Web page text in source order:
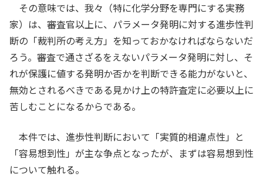
いて、格別の技術的意義があるとは認められない。
ウ 上記ア及びイによれば、炭素数１２及び１４の
天然アルコール由来の炭化水素が、甲１発明の「Ｃ
１２からＣ１５のアルキル鎖」に包含されるもので
あることは当業者に明らかであり、天然アルコール
由来の炭化水素と合成アルコール由来の炭化水素と
で、いずれか一方が他方よりも衣料用洗浄剤の組成
物に適しているとは認められず、どちらを選択する
かについて格別の技術的意義があるとも認められな
いから、アルコールエトキシレート（ＡＥ）のＣ１
２ないし１５（炭素数１２～１５）のアルキル鎖の
その意味では、我々（特に化学分野を専門にする実務
家）は、審査官以上に、パラメータ発明に対する進歩性判
断の「裁判所の考え方」を知っておかなければならないだ
ろう。審査で通さざるをえないパラメータ発明に対し、そ
れが保護に値する発明か否かを判断できる能力がないと、
無効とされるべきである見かけ上の特許査定に必要以上に
苦しむことになるからである。
本件では、進歩性判断において「実質的相違点性」と
「容易想到性」が主な争点となったが、まずは容易想到性
について触れる。